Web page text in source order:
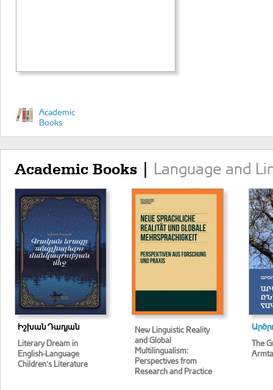
Academic
Books
Academic Books | Language and
Իշխան Դադյան
Literary Dream in
English-Language
Children’s Literature
New Linguistic Reality
and Global
Multilingualism:
Perspectives from
Research and Practice
The